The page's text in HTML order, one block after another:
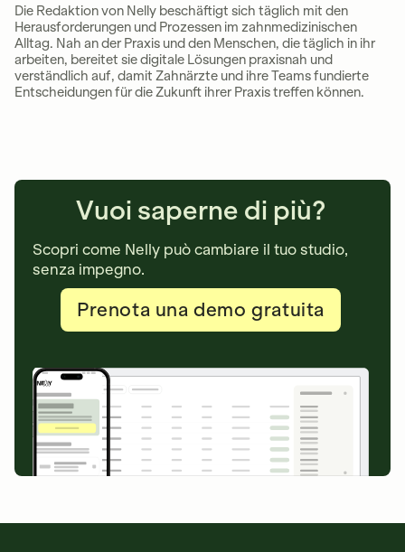
Die Redaktion von Nelly beschäftigt sich täglich mit den
Herausforderungen und Prozessen im zahnmedizinischen
Alltag. Nah an der Praxis und den Menschen, die täglich in ihr
arbeiten, bereitet sie digitale Lösungen praxisnah und
verständlich auf, damit Zahnärzte und ihre Teams fundierte
Entscheidungen für die Zukunft ihrer Praxis treffen können.
Vuoi saperne di più?
Scopri come Nelly può cambiare il tuo studio,
senza impegno.
Prenota una demo gratuita